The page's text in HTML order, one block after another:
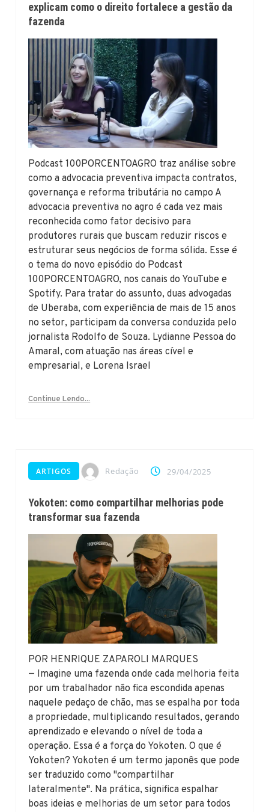
explicam como o direito fortalece a gestão da
fazenda
Podcast 100PORCENTOAGRO traz análise sobre
como a advocacia preventiva impacta contratos,
governança e reforma tributária no campo A
advocacia preventiva no agro é cada vez mais
reconhecida como fator decisivo para
produtores rurais que buscam reduzir riscos e
estruturar seus negócios de forma sólida. Esse é
o tema do novo episódio do Podcast
100PORCENTOAGRO, nos canais do YouTube e
Spotify. Para tratar do assunto, duas advogadas
de Uberaba, com experiência de mais de 15 anos
no setor, participam da conversa conduzida pelo
jornalista Rodolfo de Souza. Lydianne Pessoa do
Amaral, com atuação nas áreas cível e
empresarial, e Lorena Israel
Continue Lendo...
ARTIGOS Redação 29/04/2025
Yokoten: como compartilhar melhorias pode
transformar sua fazenda
POR HENRIQUE ZAPAROLI MARQUES
— Imagine uma fazenda onde cada melhoria feita
por um trabalhador não fica escondida apenas
naquele pedaço de chão, mas se espalha por toda
a propriedade, multiplicando resultados, gerando
aprendizado e elevando o nível de toda a
operação. Essa é a força do Yokoten. O que é
Yokoten? Yokoten é um termo japonês que pode
ser traduzido como "compartilhar
lateralmente". Na prática, significa espalhar
boas ideias e melhorias de um setor para todos